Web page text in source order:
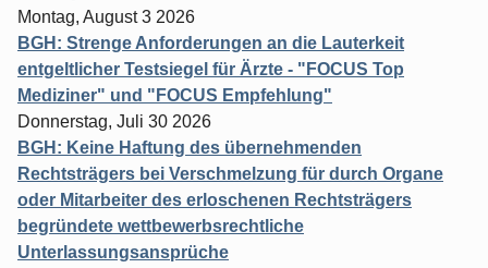
Montag, August 3 2026
BGH: Strenge Anforderungen an die Lauterkeit
entgeltlicher Testsiegel für Ärzte - "FOCUS Top
Mediziner" und "FOCUS Empfehlung"
Donnerstag, Juli 30 2026
BGH: Keine Haftung des übernehmenden
Rechtsträgers bei Verschmelzung für durch Organe
oder Mitarbeiter des erloschenen Rechtsträgers
begründete wettbewerbsrechtliche
Unterlassungsansprüche